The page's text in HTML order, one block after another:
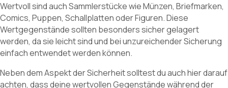
Wertvoll sind auch Sammlerstücke wie Münzen, Briefmarken,
Comics, Puppen, Schallplatten oder Figuren. Diese
Wertgegenstände sollten besonders sicher gelagert
werden, da sie leicht sind und bei unzureichender Sicherung
einfach entwendet werden können.
Neben dem Aspekt der Sicherheit solltest du auch hier darauf
achten, dass deine wertvollen Gegenstände während der